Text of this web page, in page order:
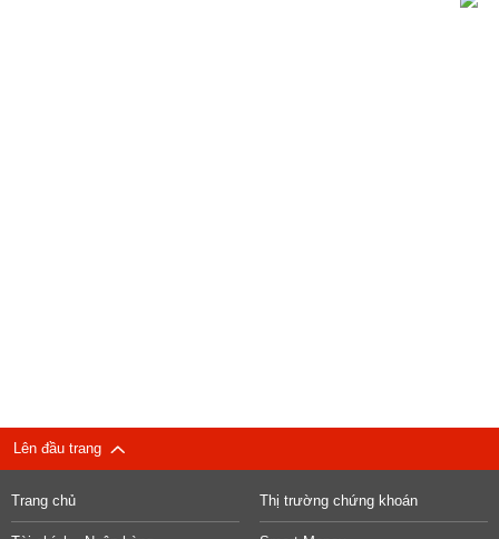
Lên đầu trang
Trang chủ Thị trường chứng khoán